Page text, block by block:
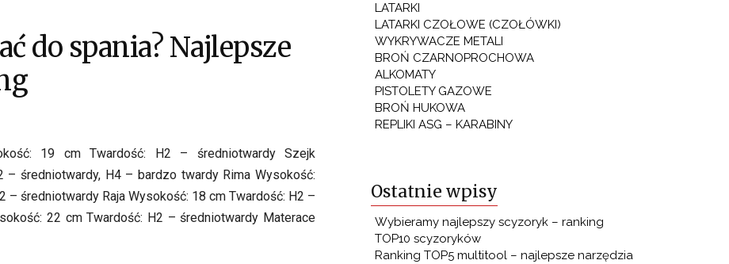
do spania? Najlepsze
19 cm Twardość: H2 – średniotwardy Szejk
– średniotwardy, H4 – bardzo twardy Rima Wysokość:
– średniotwardy Raja Wysokość: 18 cm Twardość: H2 –
22 cm Twardość: H2 – średniotwardy Materace
LATARKI
LATARKI CZOŁOWE (CZOŁÓWKI)
WYKRYWACZE METALI
BROŃ CZARNOPROCHOWA
ALKOMATY
PISTOLETY GAZOWE
BROŃ HUKOWA
REPLIKI ASG – KARABINY
Ostatnie wpisy
Wybieramy najlepszy scyzoryk – ranking
TOP10 scyzoryków
Ranking TOP5 multitool – najlepsze narzędzia